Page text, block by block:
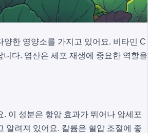
한 영양소를 가지고 있어요. 비타민 C
다. 엽산은 세포 재생에 중요한 역할을
이 성분은 항암 효과가 뛰어나 암세포
알려져 있어요. 칼륨은 혈압 조절에 좋